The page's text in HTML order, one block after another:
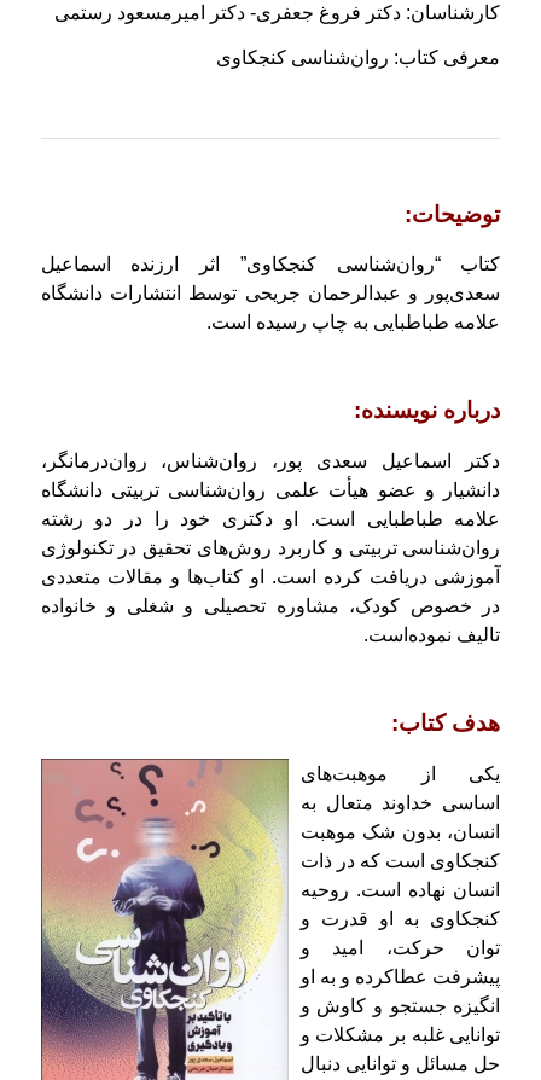
كارشناسان: دكتر فروغ جعفری- دكتر امیرمسعود رستمی
معرفی كتاب: روان‌شناسی كنجكاوی
توضیحات:
كتاب “روان‌شناسی كنجكاوی” اثر ارزنده اسماعیل
سعدی‌پور و عبدالرحمان جریحی توسط انتشارات دانشگاه
علامه طباطبایی به چاپ رسیده است.
درباره نویسنده:
دکتر اسماعیل سعدی پور، روان‌شناس، روان‌درمانگر،
دانشیار و عضو هیأت علمی روان‌شناسی تربیتی دانشگاه
علامه طباطبایی است. او دكتری خود را در دو رشته
روان‌شناسی‌ تربیتی و کاربرد روش‌های ‌تحقیق ‌در تکنولوژی
‌آموزشی دریافت كرده است. او كتاب‌ها و مقالات متعددی
در خصوص کودک، مشاوره تحصیلی و شغلی و خانواده
تالیف نموده‌است.
هدف كتاب:
یکی از موهبت­‌های
اساسی خداوند متعال به
انسان، بدون شک موهبت
کنجکاوی است که در ذات
انسان نهاده است. روحیه
کنجکاوی به او قدرت و
توان حرکت، امید و
پیشرفت عطاکرده و به او
انگیزه جستجو و کاوش و
توانایی غلبه بر مشکلات و
حل مسائل و توانایی دنبال